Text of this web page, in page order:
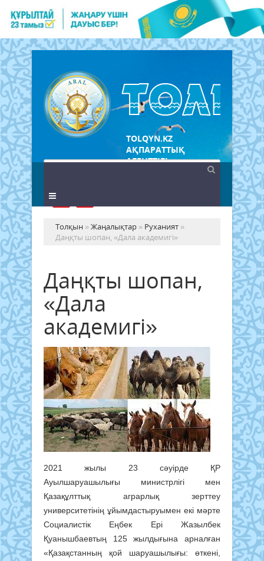
TOLQYN.KZ
АҚПАРАТТЫҚ
АГЕНТТІГІ
Толқын »Жаңалықтар » Руханият »
Даңқты шопан, «Дала академигі»
Даңқты шопан,
«Дала
академигі»
2021 жылы 23 сәуірде ҚР
Ауылшаруашылығы министрлігі мен
Қазақұлттық аграрлық зерттеу
университетінің ұйымдастыруымен екі мәрте
Социалистік Еңбек Ері Жазылбек
Қуанышбаевтың 125 жылдығына арналған
«Қазақстанның қой шаруашылығы: өткені,